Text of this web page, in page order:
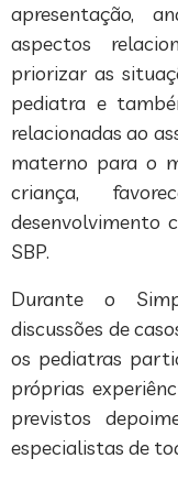
apresentação,
aspectos
priorizar as
pediatra e
relacionadas ao
materno para o
criança,
desenvolvimento
SBP.
Durante o
discussões de
os pediatras
próprias
previstos
especialistas de